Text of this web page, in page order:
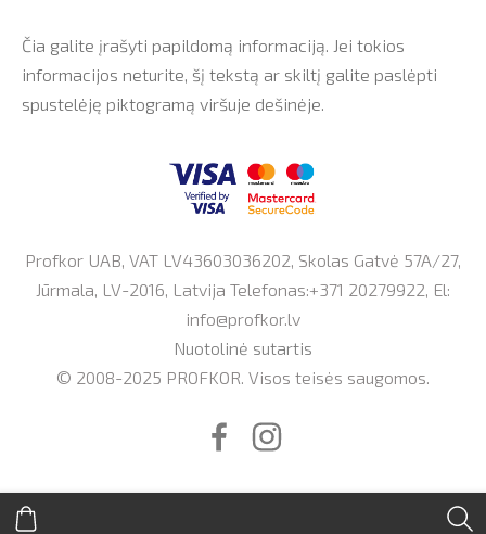
Čia galite įrašyti papildomą informaciją. Jei tokios
informacijos neturite, šį tekstą ar skiltį galite paslėpti
spustelėję piktogramą viršuje dešinėje.
Profkor UAB, VAT LV43603036202, Skolas Gatvė 57A/27,
Jūrmala, LV-2016, Latvija Telefonas:+371 20279922, El:
info@profkor.lv
Nuotolinė sutartis
© 2008-2025 PROFKOR. Visos teisės saugomos.